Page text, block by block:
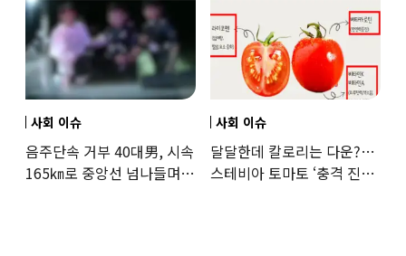
사회 이슈
음주단속 거부 40대男, 시속
165㎞로 중앙선 넘나들며
사회 이슈
달달한데 칼로리는 다운?…
스테비아 토마토 ‘충격 진실’